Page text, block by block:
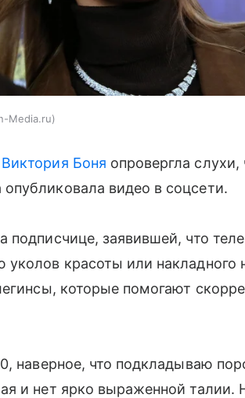
Media.ru
Виктория Боня опровергла
видео в соцсети.
подписчице, заявившей, что
красоты или накладного
которые помогают
наверное, что подкладываю
и нет ярко выраженной талии.